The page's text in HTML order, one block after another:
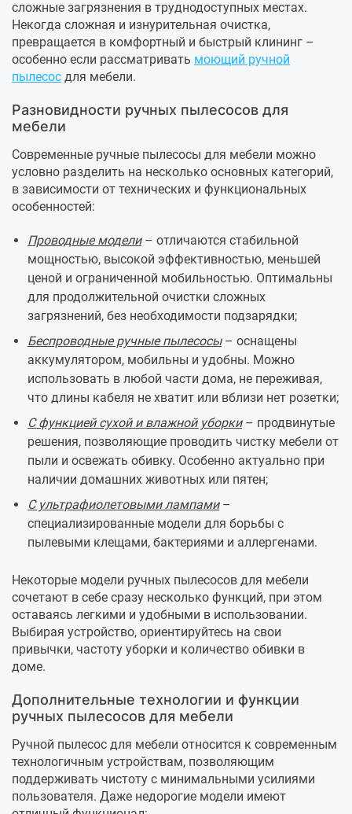
сложные загрязнения в труднодоступных местах.
Некогда сложная и изнурительная очистка,
превращается в комфортный и быстрый клининг –
особенно если рассматривать моющий ручной
пылесос для мебели.
Разновидности ручных пылесосов для
мебели
Современные ручные пылесосы для мебели можно
условно разделить на несколько основных категорий,
в зависимости от технических и функциональных
особенностей:
Проводные модели– отличаются стабильной
мощностью, высокой эффективностью, меньшей
ценой и ограниченной мобильностью. Оптимальны
для продолжительной очистки сложных
загрязнений, без необходимости подзарядки;
Беспроводные ручные пылесосы– оснащены
аккумулятором, мобильны и удобны. Можно
использовать в любой части дома, не переживая,
что длины кабеля не хватит или вблизи нет розетки;
С функцией сухой и влажной уборки– продвинутые
решения, позволяющие проводить чистку мебели от
пыли и освежать обивку. Особенно актуально при
наличии домашних животных или пятен;
С ультрафиолетовыми лампами–
специализированные модели для борьбы с
пылевыми клещами, бактериями и аллергенами.
Некоторые модели ручных пылесосов для мебели
сочетают в себе сразу несколько функций, при этом
оставаясь легкими и удобными в использовании.
Выбирая устройство, ориентируйтесь на свои
привычки, частоту уборки и количество обивки в
доме.
Дополнительные технологии и функции
ручных пылесосов для мебели
Ручной пылесос для мебели относится к современным
технологичным устройствам, позволяющим
поддерживать чистоту с минимальными усилиями
пользователя. Даже недорогие модели имеют